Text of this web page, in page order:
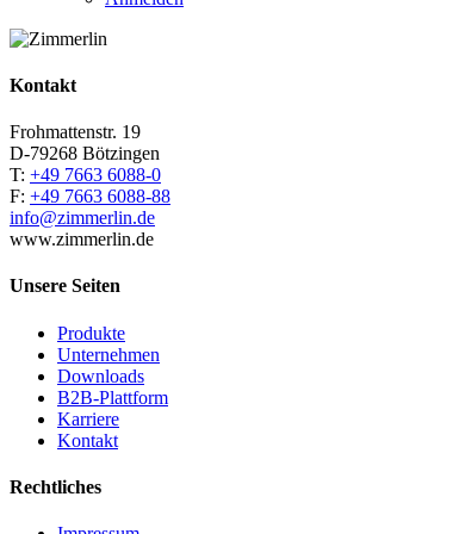
Kontakt
Frohmattenstr. 19
D-79268 Bötzingen
T: +49 7663 6088-0
F: +49 7663 6088-88
info@zimmerlin.de
www.zimmerlin.de
Unsere Seiten
Produkte
Unternehmen
Downloads
B2B-Plattform
Karriere
Kontakt
Rechtliches